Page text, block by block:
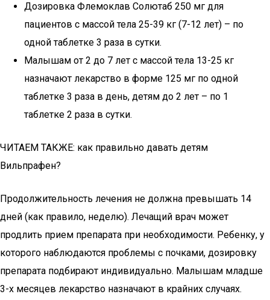
Дозировка Флемоклав Солютаб 250 мг для
пациентов с массой тела 25-39 кг (7-12 лет) – по
одной таблетке 3 раза в сутки.
Малышам от 2 до 7 лет с массой тела 13-25 кг
назначают лекарство в форме 125 мг по одной
таблетке 3 раза в день, детям до 2 лет – по 1
таблетке 2 раза в сутки.
ЧИТАЕМ ТАКЖЕ: как правильно давать детям
Вильпрафен?
Продолжительность лечения не должна превышать 14
дней (как правило, неделю). Лечащий врач может
продлить прием препарата при необходимости. Ребенку, у
которого наблюдаются проблемы с почками, дозировку
препарата подбирают индивидуально. Малышам младше
3-х месяцев лекарство назначают в крайних случаях.